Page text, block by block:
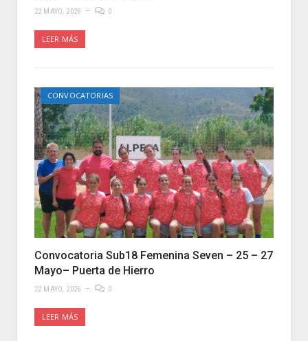
22 MAYO, 2026 0
LEER MÁS
CONVOCATORIAS
Convocatoria Sub18 Femenina Seven – 25 – 27
Mayo– Puerta de Hierro
22 MAYO, 2026 0
LEER MÁS